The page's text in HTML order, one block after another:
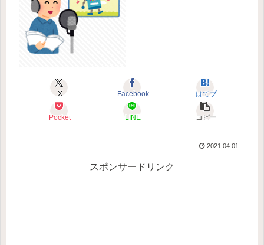
X Facebook はてブ
Pocket LINE コピー
2021.04.01
スポンサードリンク